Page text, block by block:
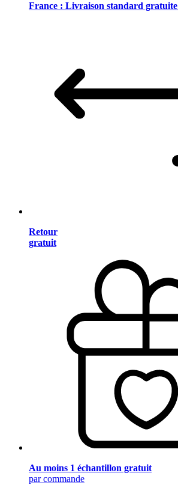
France : Livraison standard gratuite
Retour
gratuit
Au moins 1 échantillon gratuit
par commande